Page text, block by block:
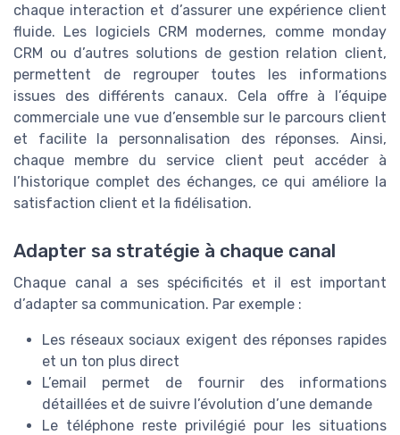
chaque interaction et d’assurer une expérience client
fluide. Les logiciels CRM modernes, comme monday
CRM ou d’autres solutions de gestion relation client,
permettent de regrouper toutes les informations
issues des différents canaux. Cela offre à l’équipe
commerciale une vue d’ensemble sur le parcours client
et facilite la personnalisation des réponses. Ainsi,
chaque membre du service client peut accéder à
l’historique complet des échanges, ce qui améliore la
satisfaction client et la fidélisation.
Adapter sa stratégie à chaque canal
Chaque canal a ses spécificités et il est important
d’adapter sa communication. Par exemple :
Les réseaux sociaux exigent des réponses rapides
et un ton plus direct
L’email permet de fournir des informations
détaillées et de suivre l’évolution d’une demande
Le téléphone reste privilégié pour les situations